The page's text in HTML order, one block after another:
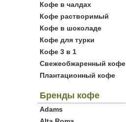
Кофе в чалдах
Кофе растворимый
Кофе в шоколаде
Кофе для турки
Кофе 3 в 1
Свежеобжаренный кофе
Плантационный кофе
Бренды кофе
Adams